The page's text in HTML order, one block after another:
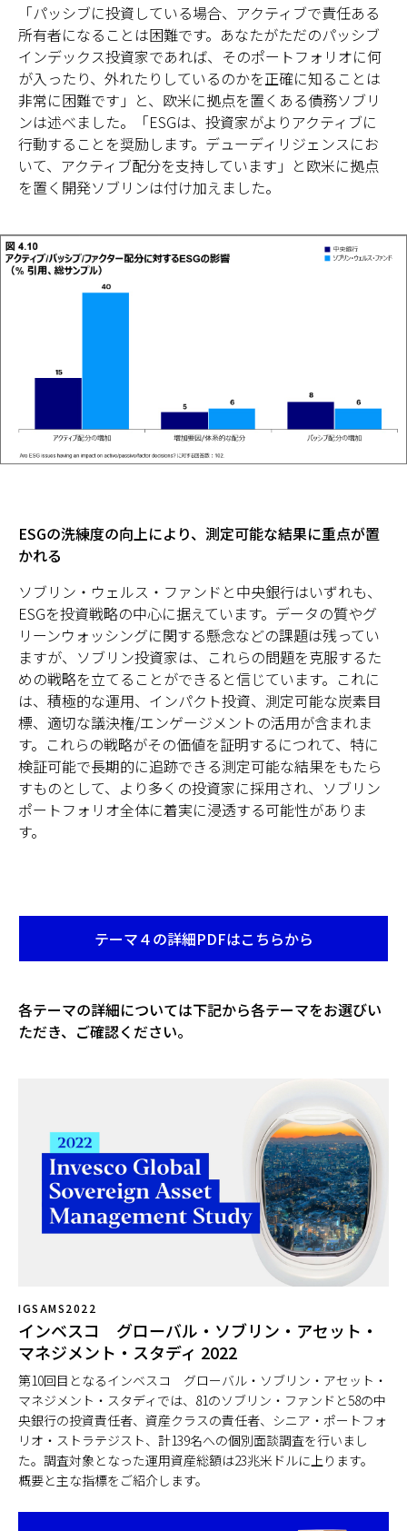
「パッシブに投資している場合、アクティブで責任ある
所有者になることは困難です。あなたがただのパッシブ
インデックス投資家であれば、そのポートフォリオに何
が入ったり、外れたりしているのかを正確に知ることは
非常に困難です」と、欧米に拠点を置くある債務ソブリ
ンは述べました。「ESGは、投資家がよりアクティブに
行動することを奨励します。デューディリジェンスにお
いて、アクティブ配分を支持しています」と欧米に拠点
を置く開発ソブリンは付け加えました。
ESGの洗練度の向上により、測定可能な結果に重点が置
かれる
ソブリン・ウェルス・ファンドと中央銀行はいずれも、
ESGを投資戦略の中心に据えています。データの質やグ
リーンウォッシングに関する懸念などの課題は残ってい
ますが、ソブリン投資家は、これらの問題を克服するた
めの戦略を立てることができると信じています。これに
は、積極的な運用、インパクト投資、測定可能な炭素目
標、適切な議決権/エンゲージメントの活用が含まれま
す。これらの戦略がその価値を証明するにつれて、特に
検証可能で長期的に追跡できる測定可能な結果をもたら
すものとして、より多くの投資家に採用され、ソブリン
ポートフォリオ全体に着実に浸透する可能性がありま
す。
テーマ４の詳細PDFはこちらから
Opens
in
new
tab
各テーマの詳細については下記から各テーマをお選びい
ただき、ご確認ください。
IGSAMS2022
インベスコ グローバル・ソブリン・アセット・
マネジメント・スタディ 2022
第10回目となるインベスコ グローバル・ソブリン・アセット・
マネジメント・スタディでは、81のソブリン・ファンドと58の中
央銀行の投資責任者、資産クラスの責任者、シニア・ポートフォ
リオ・ストラテジスト、計139名への個別面談調査を行いまし
た。調査対象となった運用資産総額は23兆米ドルに上ります。
概要と主な指標をご紹介します。